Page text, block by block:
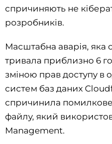
спричиняють не
розробників.
Масштабна аварія, яка
тривала приблизно 6
зміною прав доступу в
систем баз даних
спричинила
файлу, який
Management.